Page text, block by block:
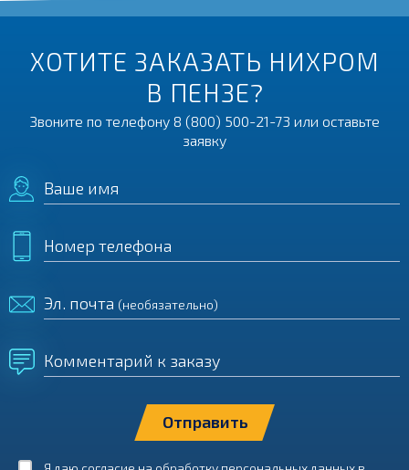
ХОТИТЕ ЗАКАЗАТЬ НИХРОМ
В ПЕНЗЕ?
Звоните по телефону 8 (800) 500-21-73 или оставьте
заявку
Ваше имя
Номер телефона
Эл. почта (необязательно)
Комментарий к заказу